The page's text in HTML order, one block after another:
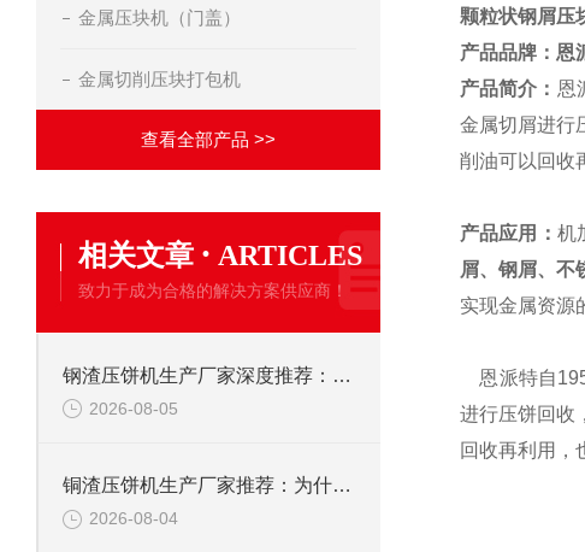
金属压块机（门盖）
金属切削压块打包机
查看全部产品 >>
相关文章 · ARTICLES
致力于成为合格的解决方案供应商！
钢渣压饼机生产厂家深度推荐：为何恩派特成为高净值产线的优选
2026-08-05
铜渣压饼机生产厂家推荐：为什么恩派特成为众多企业的信赖？
2026-08-04
颗粒状钢屑压
产品品牌： 恩
产品简介： 恩
金属切屑进行
削油可以回收
产品应用： 机
屑、 钢屑、不
实现金属资源
恩派特自
进行压饼回收
回收再利用，